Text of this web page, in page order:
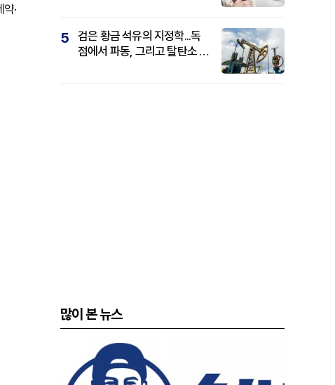
·
5
검은 황금 석유의 지정학...독
점에서 파동, 그리고 탈탄소 패
많이 본 뉴스